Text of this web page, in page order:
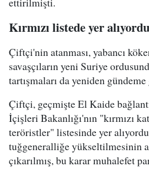
Kırmızı listede yer alıyordu
Çiftçi'nin atanması, yabancı
savaşçıların yeni Suriye
tartışmaları da yeniden
Çiftçi, geçmişte El Kaide
İçişleri Bakanlığı'nın "kırmızı
teröristler" listesinde yer
tuğgeneralliğe yükseltilmesinin
çıkarılmış, bu karar muhalefet